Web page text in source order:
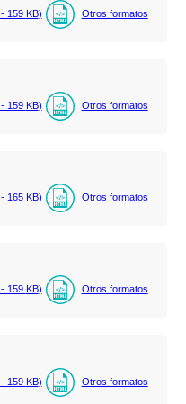
- 159 KB) Otros formatos
- 159 KB) Otros formatos
- 165 KB) Otros formatos
- 159 KB) Otros formatos
- 159 KB) Otros formatos